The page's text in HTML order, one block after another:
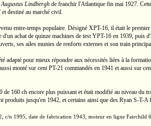
Lindbergh de franchir l'Atlantique fin mai 1927.
et destiné au marché civil.
entre-temps populaire. Désigné XPT-16, il était le
achat de quinze machines de testYPT-16 en 1939, puis
ses ailes munies de renforts externes et son train
adapté pour mieux répondre aux nécessités liées à la
monté sur centPT-21 commandés en 1941 et aussi sur
de 160 ch encore plus puissant et était modifié au niveau du
produits jusqu'en 1942, et certains ainsi que des Ryan S-T-A
c/n 1995, date de fabrication 1943, moteur en ligne Fairchild